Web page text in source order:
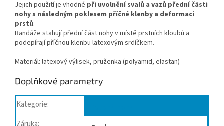
Jejich použití je vhodné při uvolnění svalů a vazů přední části
nohy s následným poklesem příčné klenby a deformaci
prstů.
Bandáže stahují přední část nohy v místě prstních kloubů a
podepírají příčnou klenbu latexovým srdíčkem.
Materiál: latexový výlisek, pruženka (polyamid, elastan)
Doplňkové parametry
Kategorie:
Záruka: